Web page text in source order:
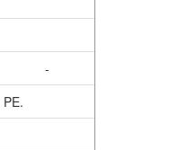
-